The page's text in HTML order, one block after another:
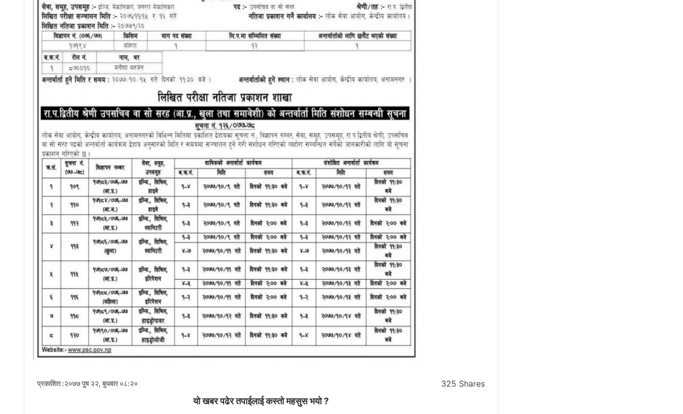
प्रकाशित :२०७७ पुष २२, बुधबार ०८:२० 325 Shares
यो खबर पढेर तपाईलाई कस्तो महसुस भयो ?